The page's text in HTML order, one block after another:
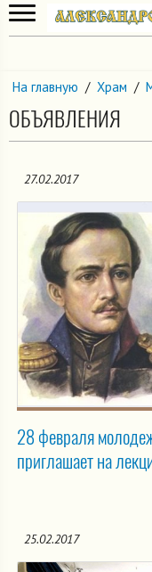
На главную / Храм /
ОБЪЯВЛЕНИЯ
27.02.2017
28 февраля
приглашает на
25.02.2017